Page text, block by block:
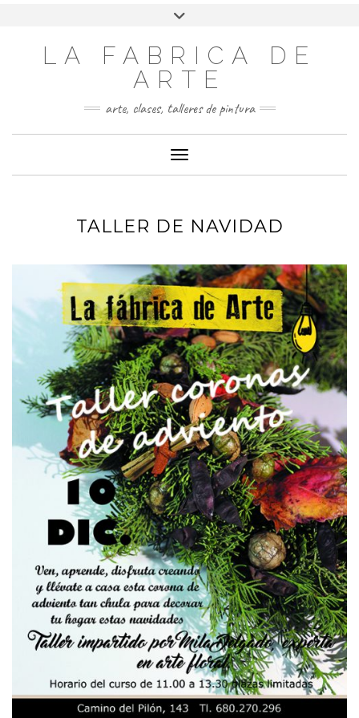
LA FABRICA DE
ARTE
arte, clases, talleres de pintura
Cambiar modo de navegación
TALLER DE NAVIDAD